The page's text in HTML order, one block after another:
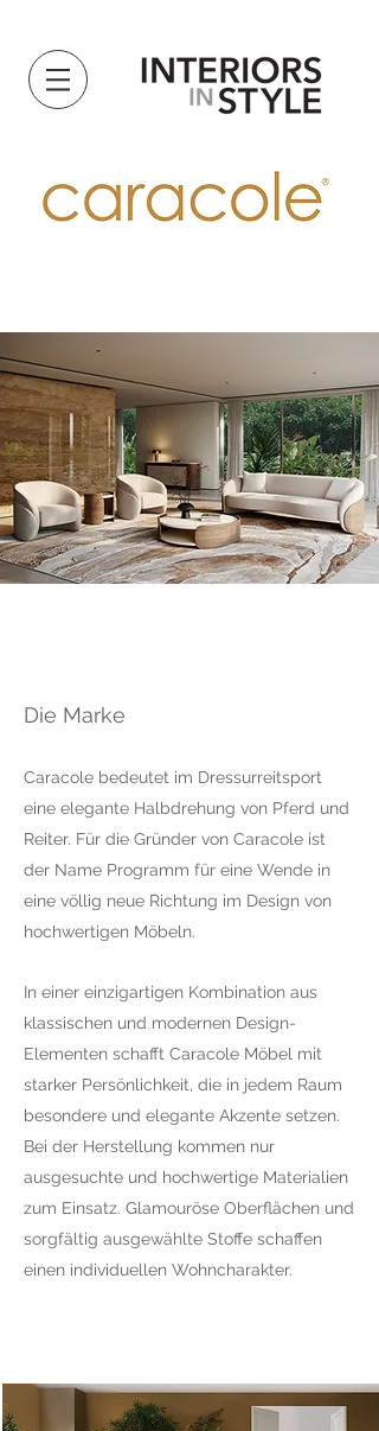
Die Marke
Caracole bedeutet im Dressurreitsport
eine elegante Halbdrehung von Pferd und
Reiter. Für die Gründer von Caracole ist
der Name Programm für eine Wende in
eine völlig neue Richtung im Design von
hochwertigen Möbeln.
In einer einzigartigen Kombination aus
klassischen und modernen Design-
Elementen schafft Caracole Möbel mit
starker Persönlichkeit, die in jedem Raum
besondere und elegante Akzente setzen.
Bei der Herstellung kommen nur
ausgesuchte und hochwertige Materialien
zum Einsatz. Glamouröse Oberflächen und
sorgfältig ausgewählte Stoffe schaffen
einen individuellen Wohncharakter.